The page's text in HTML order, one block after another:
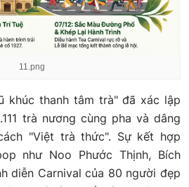
11.png
khúc thanh tâm trà" đã xác lập
trà nương cùng pha và dâng
"Việt trà thức". Sự kết hợp
như Noo Phước Thịnh, Bích
diễn Carnival của 80 người đẹp